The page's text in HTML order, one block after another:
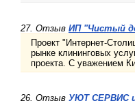
27. Отзыв ИП "Чистый
Проект "Интернет-
рынке клининговых
проекта. С уважением
26. Отзыв УЮТ СЕРВИС